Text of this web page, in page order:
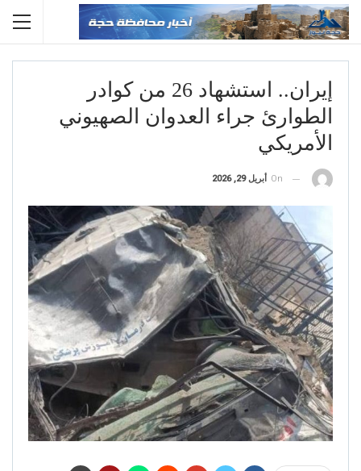
إيران.. استشهاد 26 من كوادر
الطوارئ جراء العدوان الصهيوني
الأمريكي
On أبريل 29, 2026